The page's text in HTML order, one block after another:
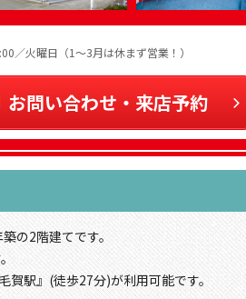
／火曜日（1～3月は休まず営業！）
お問い合わせ・来店予約
の2階建てです。
賀駅』(徒歩27分)が利用可能です。